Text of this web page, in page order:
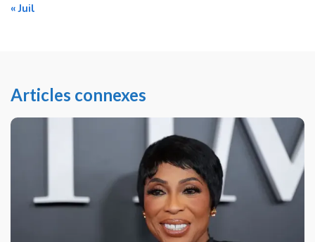
« Juil
Articles connexes